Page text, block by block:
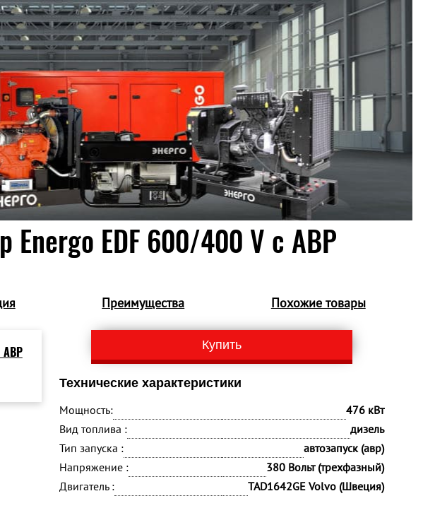
Energo EDF 600/400 V c АВР
Преимущества Похожие товары
Купить
Технические характеристики
Мощность:
476 кВт
Вид топлива :
дизель
Тип запуска :
автозапуск (авр)
Напряжение :
380 Вольт (трехфазный)
Двигатель :
TAD1642GE Volvo (Швеция)